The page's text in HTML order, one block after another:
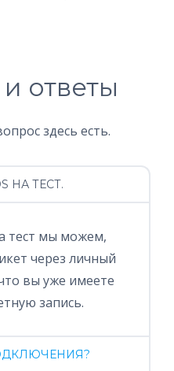
ответы
здесь есть.
НА ТЕСТ.
тест мы можем,
через личный
вы уже имеете
запись.